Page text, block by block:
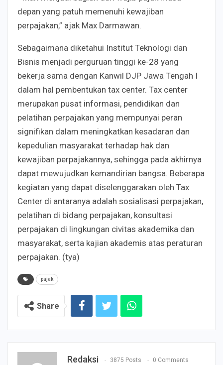
depan yang patuh memenuhi kewajiban
perpajakan,” ajak Max Darmawan.
Sebagaimana diketahui Institut Teknologi dan
Bisnis menjadi perguruan tinggi ke-28 yang
bekerja sama dengan Kanwil DJP Jawa Tengah I
dalam hal pembentukan tax center. Tax center
merupakan pusat informasi, pendidikan dan
pelatihan perpajakan yang mempunyai peran
signifikan dalam meningkatkan kesadaran dan
kepedulian masyarakat terhadap hak dan
kewajiban perpajakannya, sehingga pada akhirnya
dapat mewujudkan kemandirian bangsa. Beberapa
kegiatan yang dapat diselenggarakan oleh Tax
Center di antaranya adalah sosialisasi perpajakan,
pelatihan di bidang perpajakan, konsultasi
perpajakan di lingkungan civitas akademika dan
masyarakat, serta kajian akademis atas peraturan
perpajakan. (tya)
pajak
Share
Redaksi 3875 Posts 0 Comments